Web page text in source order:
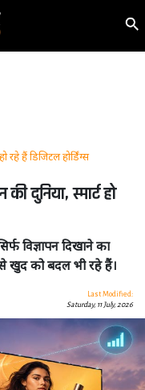
रहे हैं डिजिटल होर्डिंग्स
दुनिया, स्मार्ट हो
विज्ञापन दिखाने का
खुद को बदल भी रहे हैं।
Last Modified:
Saturday, 11 July, 2026